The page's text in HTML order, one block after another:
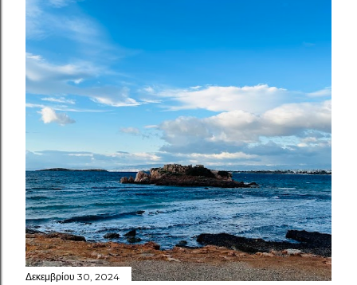
σ
ε
ι
ς
Δεκεμβρίου 30, 2024